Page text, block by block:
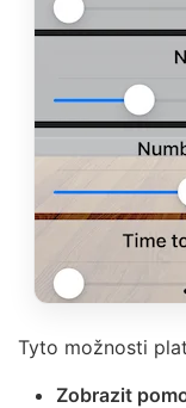
Tyto možnosti
Zobrazit